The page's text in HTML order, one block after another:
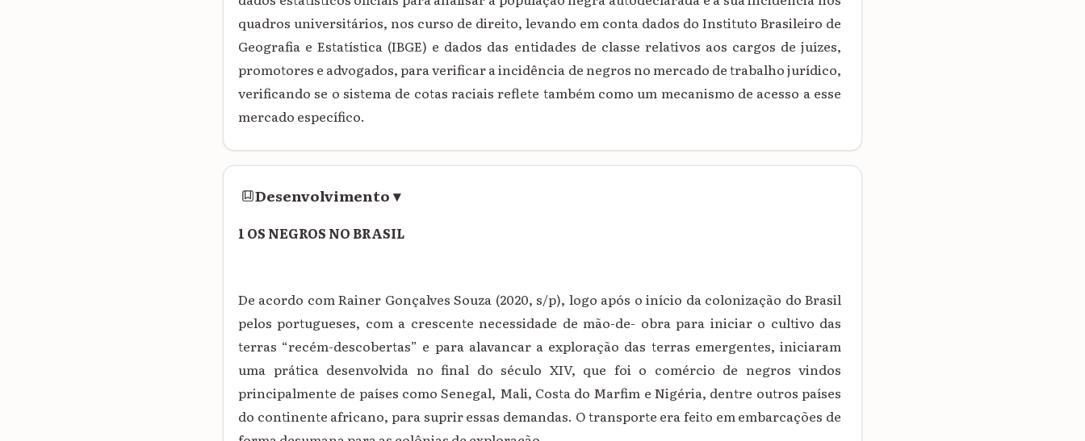
quadros universitários, nos curso de direito, levando em conta dados do Instituto Brasileiro de
Geografia e Estatística (IBGE) e dados das entidades de classe relativos aos cargos de juízes,
promotores e advogados, para verificar a incidência de negros no mercado de trabalho jurídico,
verificando se o sistema de cotas raciais reflete também como um mecanismo de acesso a esse
mercado específico.
Desenvolvimento▾
1 OS NEGROS NO BRASIL
De acordo com Rainer Gonçalves Souza (2020, s/p), logo após o início da colonização do Brasil
pelos portugueses, com a crescente necessidade de mão-de- obra para iniciar o cultivo das
terras “recém-descobertas” e para alavancar a exploração das terras emergentes, iniciaram
uma prática desenvolvida no final do século XIV, que foi o comércio de negros vindos
principalmente de países como Senegal, Mali, Costa do Marfim e Nigéria, dentre outros países
do continente africano, para suprir essas demandas. O transporte era feito em embarcações de